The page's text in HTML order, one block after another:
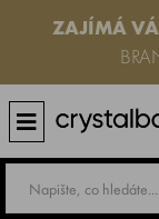
ZAJÍMÁ